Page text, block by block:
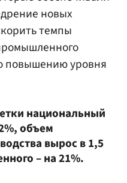
новых
темпы
повышению уровня
национальный
объем
вырос в 1,5
– на 21%.